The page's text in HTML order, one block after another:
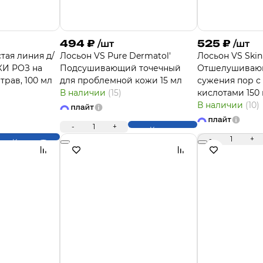
линия д/
РОЗ на
100 мл
Купить
494 ₽ /шт
Лосьон VS Pure Dermatol'
Подсушивающий точечный
для проблемной кожи 15 мл
В наличии (15)
- 1 + Купить
525 ₽ /шт
Лосьон VS
сужения пор
кислотами 150
В наличии (10)
- 1 +